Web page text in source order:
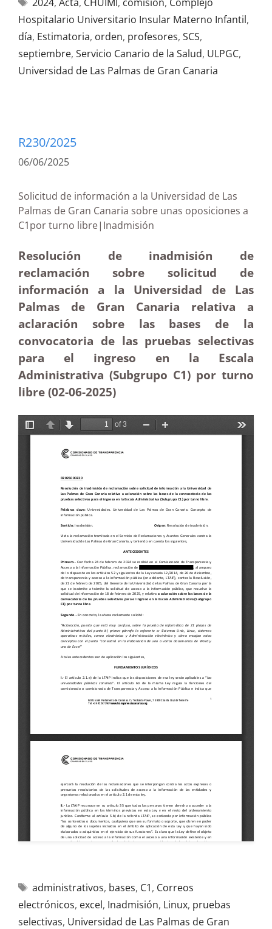
Hospitalario Universitario Insular Materno Infantil,
día, Estimatoria, orden, profesores, SCS,
septiembre, Servicio Canario de la Salud, ULPGC,
Universidad de Las Palmas de Gran Canaria
R230/2025
06/06/2025
Solicitud de información a la Universidad de Las
Palmas de Gran Canaria sobre unas oposiciones a
C1por turno libre|Inadmisión
Resolución de inadmisión de
reclamación sobre solicitud de
información a la Universidad de Las
Palmas de Gran Canaria relativa a
aclaración sobre las bases de la
convocatoria de las pruebas selectivas
para el ingreso en la Escala
Administrativa (Subgrupo C1) por turno
libre (02-06-2025)
administrativos, bases, C1, Correos
electrónicos, excel, Inadmisión, Linux, pruebas
selectivas, Universidad de Las Palmas de Gran